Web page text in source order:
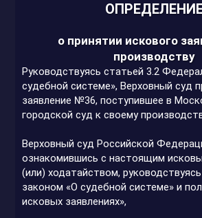
о принятии искового
производству
Руководствуясь статьей 3.2
судебной системе», Верховный суд
заявление №36, поступившее в
городской суд к своему
Верховный суд Российской
ознакомившись с настоящим
(или) ходатайством,
законом «О судебной системе» и
исковых заявлениях»,